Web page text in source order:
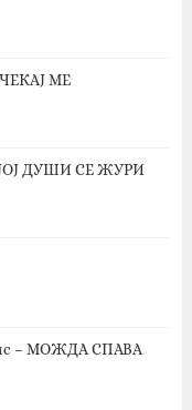
МЕ
ДУШИ СЕ ЖУРИ
– МОЖДА СПАВА